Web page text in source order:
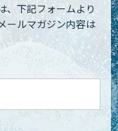
、下記フォームより
ールマガジン内容は